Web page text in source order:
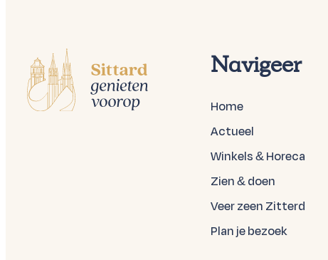
Navigeer
Home
Actueel
Winkels & Horeca
Zien & doen
Veer zeen Zitterd
Plan je bezoek